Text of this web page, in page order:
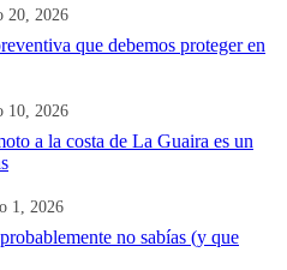
20, 2026
que debemos proteger en
10, 2026
a la costa de La Guaira es un
1, 2026
no sabías (y que